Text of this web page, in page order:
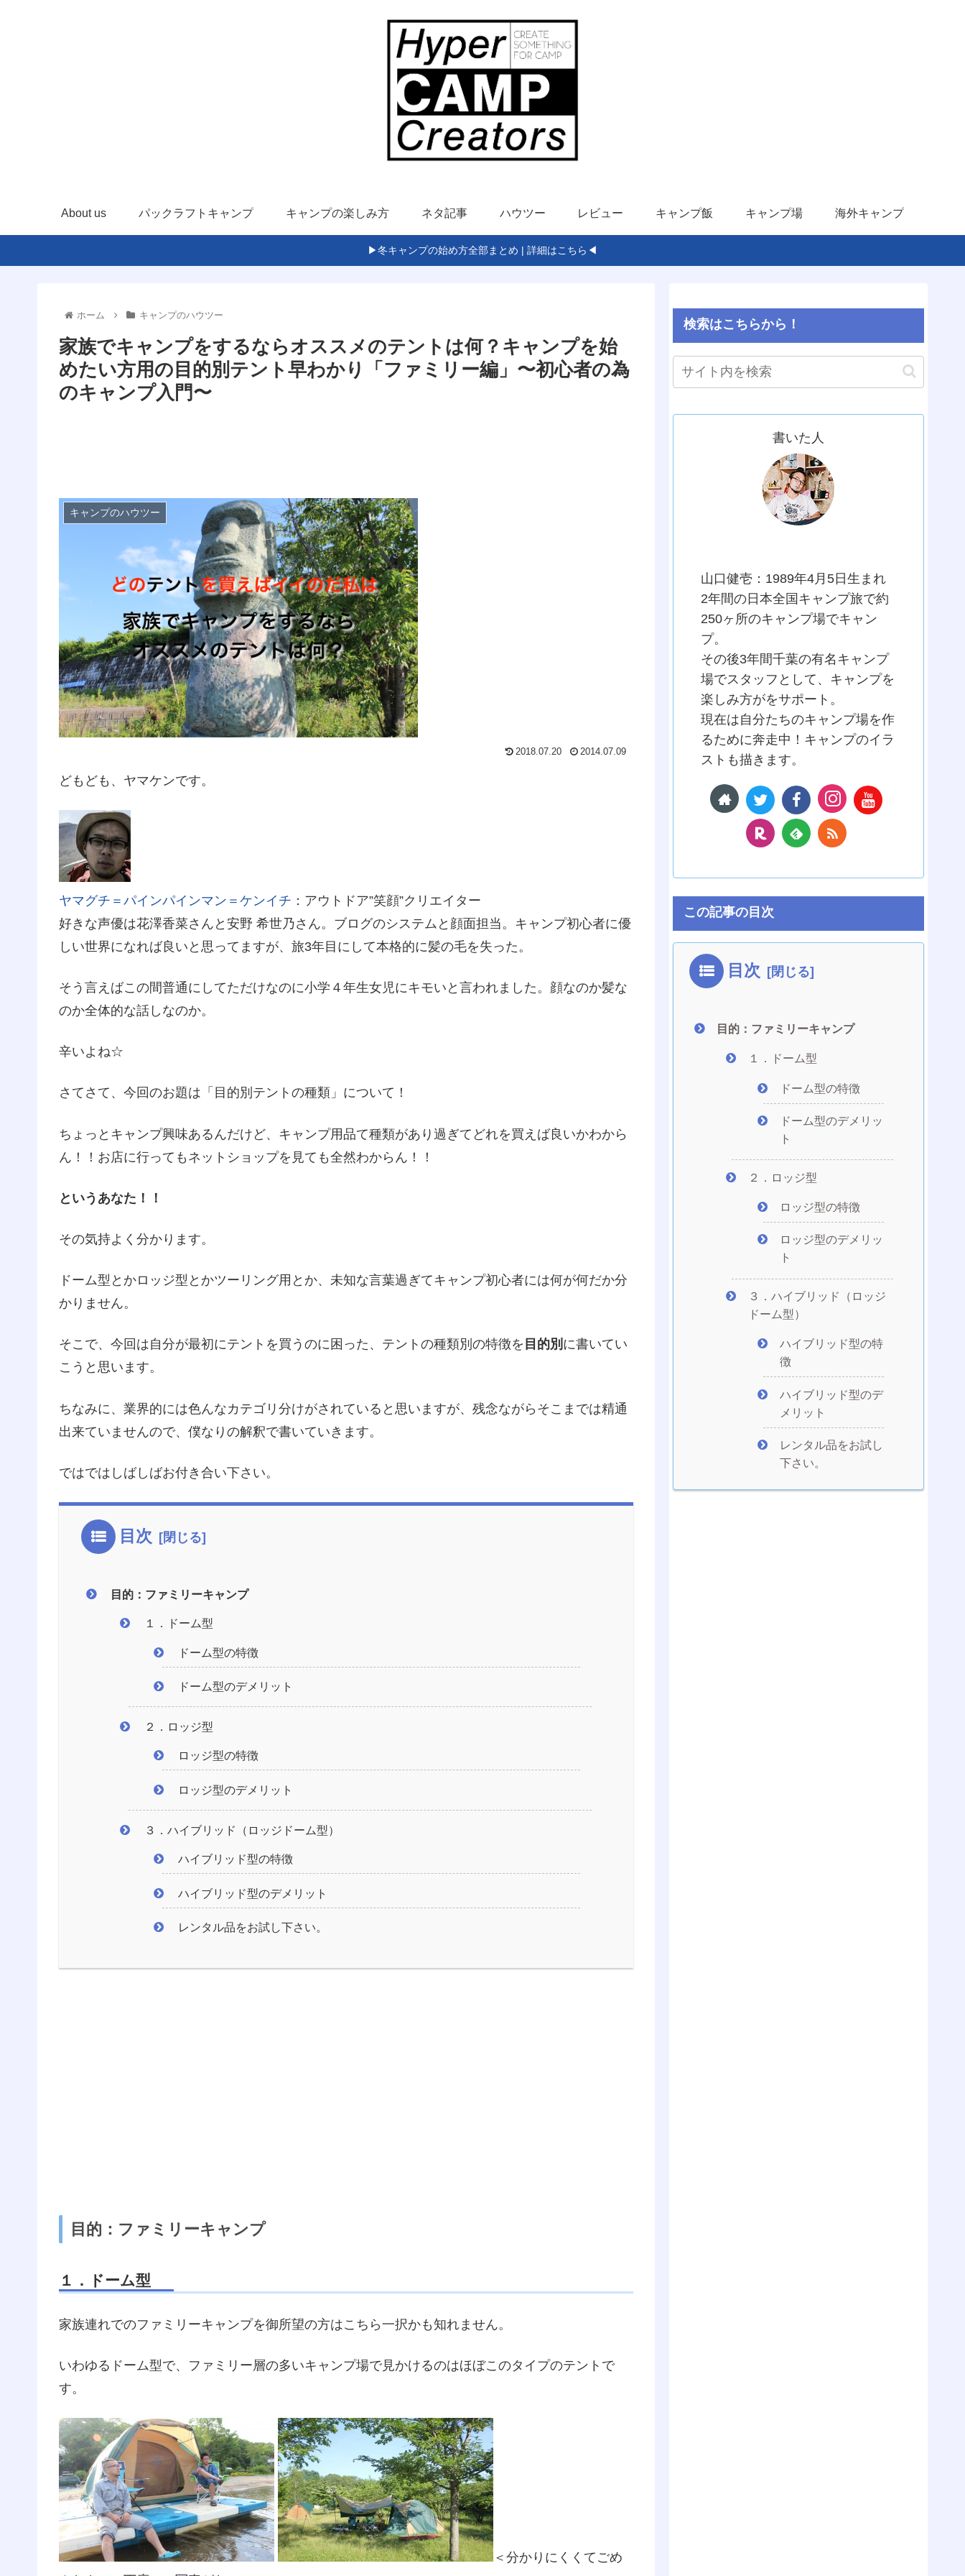
About us パックラフトキャンプ キャンプの楽しみ方 ネタ記事 ハウツー レビュー キャンプ飯 キャンプ場 海外キャンプ
▶冬キャンプの始め方全部まとめ | 詳細はこちら◀
ホーム キャンプのハウツー
家族でキャンプをするならオススメのテントは何？キャンプを始
めたい方用の目的別テント早わかり「ファミリー編」〜初心者の為
のキャンプ入門〜
キャンプのハウツー
2018.07.20 2014.07.09
どもども、ヤマケンです。
ヤマグチ＝パインパインマン＝ケンイチ ：アウトドア”笑顔”クリエイター
好きな声優は花澤香菜さんと安野 希世乃さん。ブログのシステムと顔面担当。キャンプ初心者に優
しい世界になれば良いと思ってますが、旅3年目にして本格的に髪の毛を失った。
そう言えばこの間普通にしてただけなのに小学４年生女児にキモいと言われました。顔なのか髪な
のか全体的な話しなのか。
辛いよね☆
さてさて、今回のお題は「目的別テントの種類」について！
ちょっとキャンプ興味あるんだけど、キャンプ用品て種類があり過ぎてどれを買えば良いかわから
ん！！お店に行ってもネットショップを見ても全然わからん！！
というあなた！！
その気持よく分かります。
ドーム型とかロッジ型とかツーリング用とか、未知な言葉過ぎてキャンプ初心者には何が何だか分
かりません。
そこで、今回は自分が最初にテントを買うのに困った、テントの種類別の特徴を 目的別 に書いてい
こうと思います。
ちなみに、業界的には色んなカテゴリ分けがされていると思いますが、残念ながらそこまでは精通
出来ていませんので、僕なりの解釈で書いていきます。
ではではしばしばお付き合い下さい。
目次
目的：ファミリーキャンプ
１．ドーム型
ドーム型の特徴
ドーム型のデメリット
２．ロッジ型
ロッジ型の特徴
ロッジ型のデメリット
３．ハイブリッド（ロッジドーム型）
ハイブリッド型の特徴
ハイブリッド型のデメリット
レンタル品をお試し下さい。
目的：ファミリーキャンプ
１．ドーム型
家族連れでのファミリーキャンプを御所望の方はこちら一択かも知れません。
いわゆるドーム型で、ファミリー層の多いキャンプ場で見かけるのはほぼこのタイプのテントで
す。
＜分かりにくくてごめ
検索はこちらから！
書いた人
山口健壱：1989年4月5日生まれ
2年間の日本全国キャンプ旅で約
250ヶ所のキャンプ場でキャン
プ。
その後3年間千葉の有名キャンプ
場でスタッフとして、キャンプを
楽しみ方がをサポート。
現在は自分たちのキャンプ場を作
るために奔走中！キャンプのイラ
ストも描きます。
この記事の目次
目次
目的：ファミリーキャンプ
１．ドーム型
ドーム型の特徴
ドーム型のデメリッ
ト
２．ロッジ型
ロッジ型の特徴
ロッジ型のデメリッ
ト
３．ハイブリッド（ロッジ
ドーム型）
ハイブリッド型の特
徴
ハイブリッド型のデ
メリット
レンタル品をお試し
下さい。